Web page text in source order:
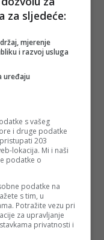
firme
milijardu
ne ulažu
njega
za sljedeće:
mjerenje
i razvoj usluga
uređaju
s vašeg
i druge podatke
203
lokacija. Mi i naši
podatke o
podatke na
s tim, u
Potražite vezu pri
za upravljanje
privatnosti i